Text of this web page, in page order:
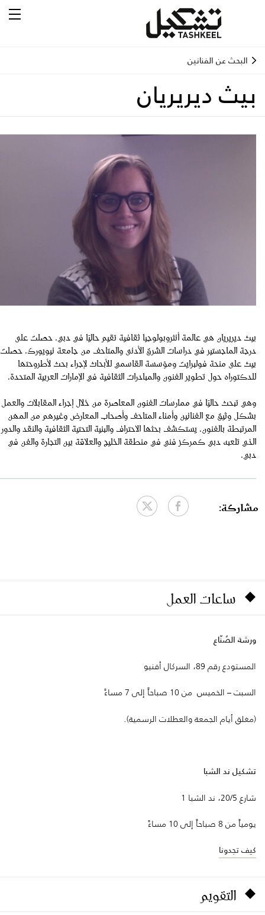
البحث عن الفنانين
بيث ديريريان
بيث ديريريان هي عالمة أنثروبولوجيا ثقافية تقيم حاليًا في دبي. حصلت على
درجة الماجستير في دراسات الشرق الأدنى والمتاحف من جامعة نيويورك. حصلت
بيث على منحة فولبرايت ومؤسسة القاسمي للأبحاث لإجراء بحث لأطروحتها
للدكتوراه حول تطوير الفنون والمبادرات الثقافية في الإمارات العربية المتحدة.
وهي تبحث حاليًا في ممارسات الفنون المعاصرة من خلال إجراء المقابلات والعمل
بشكل وثيق مع الفنانين وأمناء المتاحف وأصحاب المعارض وغيرهم من المهن
المرتبطة بالفنون. يستكشف بحثها الاحتراف والبنية التحتية الثقافية والنقد والدور
الذي تلعبه دبي كمركز فني في منطقة الخليج والعلاقة بين التجارة والفن في
دبي.
مشاركة:
ساعات العمل
ورشة الصُنّاع
المستودع رقم 89، السركال أفنيو
السبت – الخميس من 10 صباحاً إلى 7 مساءً
(مغلق أيام الجمعة والعطلات الرسمية).
تشكيل ند الشبا
شارع 20/5، ند الشبا 1
يومياً من 8 صباحاً إلى 10 مساءً
كيف تجدونا
التقويم